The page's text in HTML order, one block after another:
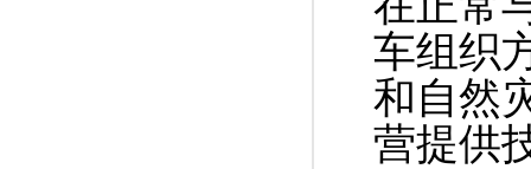
车组织
和自然
营提供